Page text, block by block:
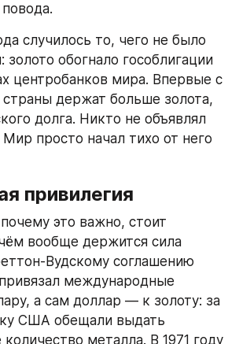
случилось то, чего не было
золото обогнало гособлигации
центробанков мира. Впервые с
держат больше золота,
долга. Никто не объявлял
просто начал тихо от него
привилегия
это важно, стоит
вообще держится сила
Вудскому соглашению
международные
а сам доллар — к золоту: за
США обещали выдать
металла. В 1971 году